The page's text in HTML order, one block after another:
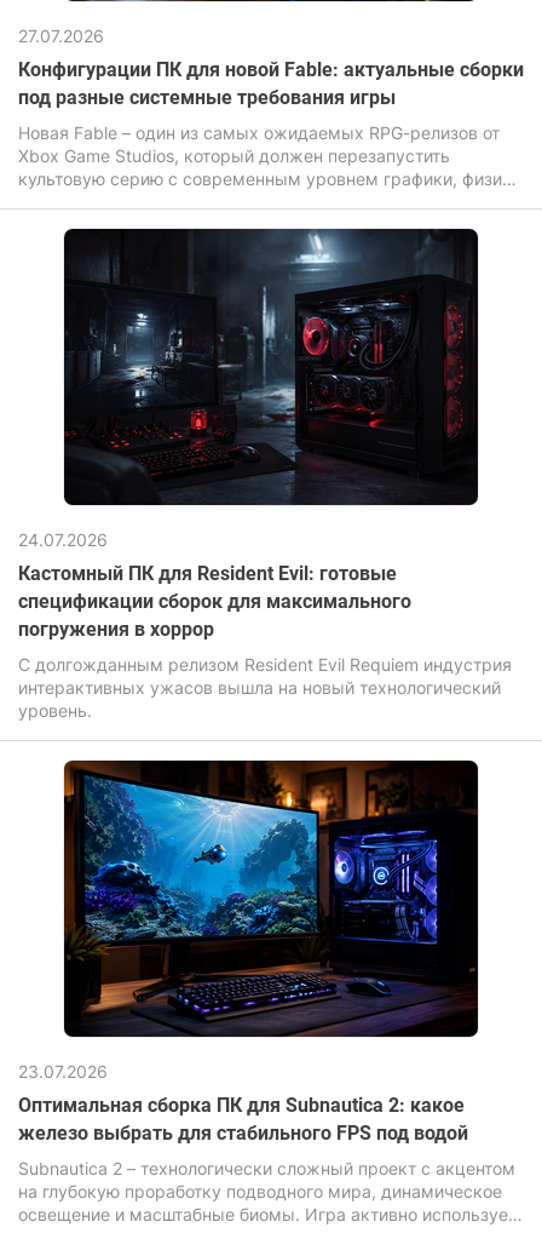
27.07.2026
Конфигурации ПК для новой Fable: актуальные сборки
под разные системные требования игры
Новая Fable – один из самых ожидаемых RPG-релизов от
Xbox Game Studios, который должен перезапустить
культовую серию с современным уровнем графики, физики
24.07.2026
Кастомный ПК для Resident Evil: готовые
спецификации сборок для максимального
погружения в хоррор
С долгожданным релизом Resident Evil Requiem индустрия
интерактивных ужасов вышла на новый технологический
уровень.
23.07.2026
Оптимальная сборка ПК для Subnautica 2: какое
железо выбрать для стабильного FPS под водой
Subnautica 2 – технологически сложный проект с акцентом
на глубокую проработку подводного мира, динамическое
освещение и масштабные биомы. Игра активно использует